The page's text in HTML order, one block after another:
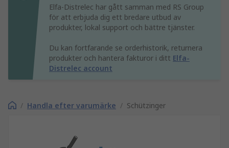
Elfa-Distrelec har gått samman med RS Group
för att erbjuda dig ett bredare utbud av
produkter, lokal support och bättre tjänster.
Du kan fortfarande se orderhistorik, returnera
produkter och hantera fakturor i ditt Elfa-
Distrelec account
/ Handla efter varumärke / Schützinger